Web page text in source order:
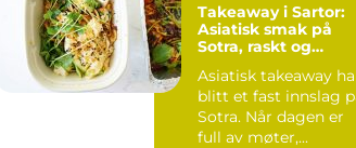
Takeaway i Sartor:
Asiatisk smak på
Sotra, raskt og
Asiatisk takeaway
blitt et fast innslag
Sotra. Når dagen er
full av møter,...